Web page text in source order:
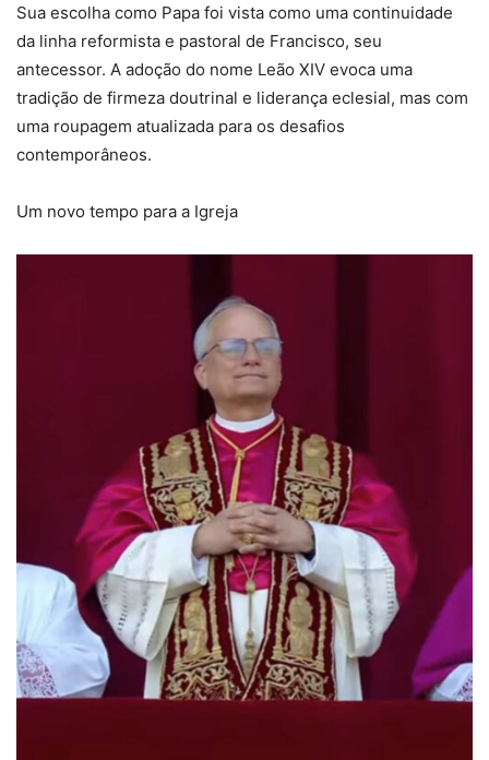
Sua escolha como Papa foi vista como uma continuidade
da linha reformista e pastoral de Francisco, seu
antecessor. A adoção do nome Leão XIV evoca uma
tradição de firmeza doutrinal e liderança eclesial, mas com
uma roupagem atualizada para os desafios
contemporâneos.
Um novo tempo para a Igreja